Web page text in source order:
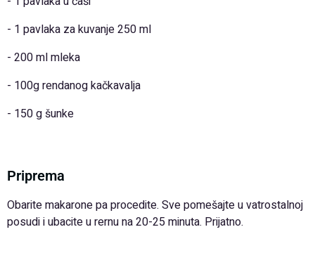
- 1 pavlaka za kuvanje 250 ml
- 200 ml mleka
- 100g rendanog kačkavalja
- 150 g šunke
Priprema
Obarite makarone pa procedite. Sve pomešajte u vatrostalnoj
posudi i ubacite u rernu na 20-25 minuta. Prijatno.